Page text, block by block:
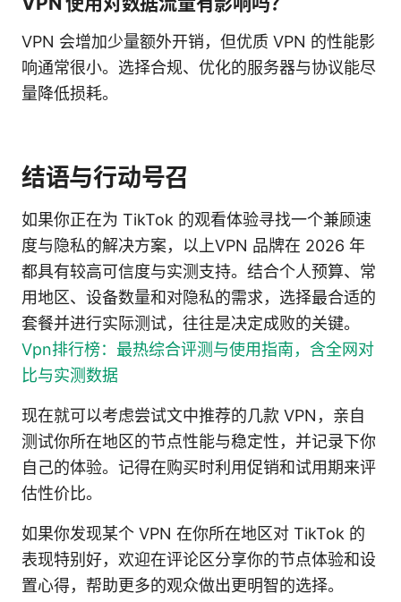
VPN 会增加少量额外开销，但优质 VPN 的性能影
响通常很小。选择合规、优化的服务器与协议能尽
量降低损耗。
结语与行动号召
如果你正在为 TikTok 的观看体验寻找一个兼顾速
度与隐私的解决方案，以上VPN 品牌在 2026 年
都具有较高可信度与实测支持。结合个人预算、常
用地区、设备数量和对隐私的需求，选择最合适的
套餐并进行实际测试，往往是决定成败的关键。
Vpn排行榜：最热综合评测与使用指南，含全网对
比与实测数据
现在就可以考虑尝试文中推荐的几款 VPN，亲自
测试你所在地区的节点性能与稳定性，并记录下你
自己的体验。记得在购买时利用促销和试用期来评
估性价比。
如果你发现某个 VPN 在你所在地区对 TikTok 的
表现特别好，欢迎在评论区分享你的节点体验和设
置心得，帮助更多的观众做出更明智的选择。